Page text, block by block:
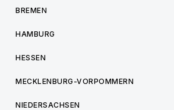
BREMEN
HAMBURG
HESSEN
MECKLENBURG-VORPOMMERN
NIEDERSACHSEN